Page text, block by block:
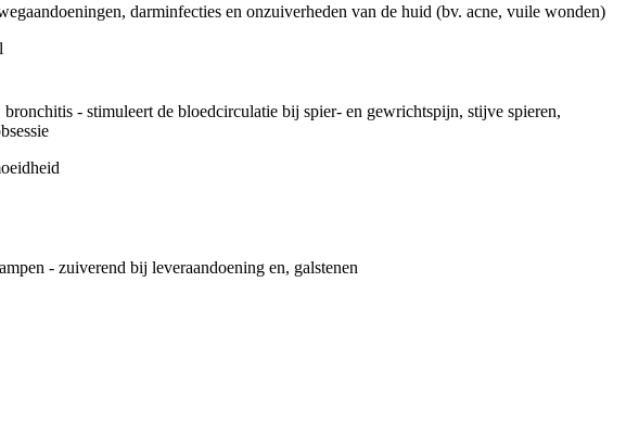
darminfecties en onzuiverheden van de huid (bv. acne, vuile wonden)
- stimuleert de bloedcirculatie bij spier- en gewrichtspijn, stijve spieren,
- zuiverend bij leveraandoening en, galstenen